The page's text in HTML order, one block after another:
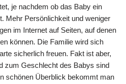
je nachdem ob das Baby ein
Mehr Persönlichkeit und weniger
im Internet auf Seiten, auf denen
können. Die Familie wird sich
sicherlich freuen. Fakt ist aber,
zum Geschlecht des Babys sind
schönen Überblick bekommt man